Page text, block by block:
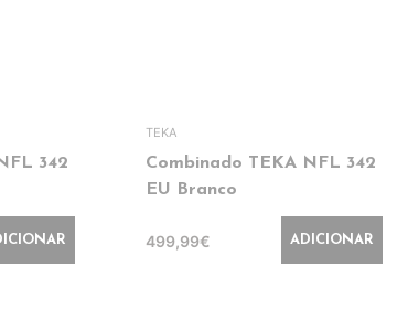
342
TEKA
Combinado TEKA NFL 342
EU Branco
499,99€ ADICIONAR